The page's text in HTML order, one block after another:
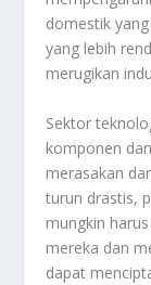
domestik
yang lebih
merugikan
Sektor
komponen
merasakan
turun drastis,
mungkin
mereka dan
dapat